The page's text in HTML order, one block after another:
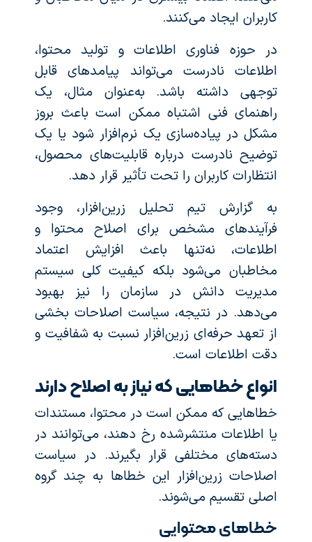
کاربران ایجاد می‌کنند.
در حوزه فناوری اطلاعات و تولید محتوا،
اطلاعات نادرست می‌تواند پیامدهای قابل
توجهی داشته باشد. به‌عنوان مثال، یک
راهنمای فنی اشتباه ممکن است باعث بروز
مشکل در پیاده‌سازی یک نرم‌افزار شود یا یک
توضیح نادرست درباره قابلیت‌های محصول،
انتظارات کاربران را تحت تأثیر قرار دهد.
به گزارش تیم تحلیل زرین‌افزار، وجود
فرآیندهای مشخص برای اصلاح محتوا و
اطلاعات، نه‌تنها باعث افزایش اعتماد
مخاطبان می‌شود بلکه کیفیت کلی سیستم
مدیریت دانش در سازمان را نیز بهبود
می‌دهد. در نتیجه، سیاست اصلاحات بخشی
از تعهد حرفه‌ای زرین‌افزار نسبت به شفافیت و
دقت اطلاعات است.
انواع خطاهایی که نیاز به اصلاح دارند
خطاهایی که ممکن است در محتوا، مستندات
یا اطلاعات منتشرشده رخ دهند، می‌توانند در
دسته‌های مختلفی قرار بگیرند. در سیاست
اصلاحات زرین‌افزار این خطاها به چند گروه
اصلی تقسیم می‌شوند.
خطاهای محتوایی